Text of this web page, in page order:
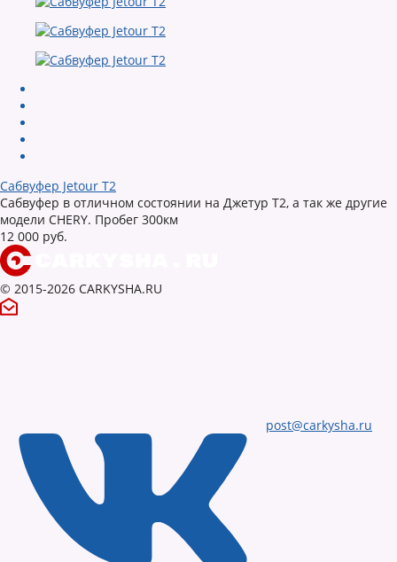
Сабвуфер Jetour T2
Сабвуфер в отличном состоянии на Джетур Т2, а так же другие
модели CHERY. Пробег 300км
12 000 руб.
© 2015-2026 CARKYSHA.RU
post@carkysha.ru